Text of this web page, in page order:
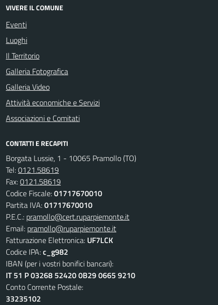
VIVERE IL COMUNE
Eventi
Luoghi
Il Territorio
Galleria Fotografica
Galleria Video
Attività economiche e Servizi
Associazioni e Comitati
CONTATTI E RECAPITI
Borgata Lussie, 1 - 10065 Pramollo (TO)
Tel:0121.58619
Fax:0121.58619
Codice Fiscale:01717670010
Partita IVA:01717670010
P.E.C.: pramollo@cert.ruparpiemonte.it
Email: pramollo@ruparpiemonte.it
Fatturazione Elettronica: UF7LCK
Codice IPA:c_g982
IBAN (per i vostri bonifici bancari):
IT 51 P 03268 52420 0B29 0665 9210
Conto Corrente Postale:
33235102